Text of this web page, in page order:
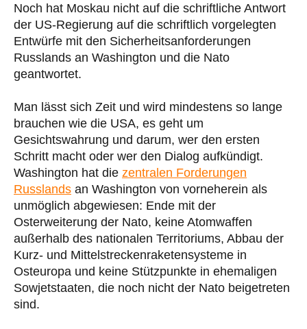
Noch hat Moskau nicht auf die schriftliche Antwort
der US-Regierung auf die schriftlich vorgelegten
Entwürfe mit den Sicherheitsanforderungen
Russlands an Washington und die Nato
geantwortet.
Man lässt sich Zeit und wird mindestens so lange
brauchen wie die USA, es geht um
Gesichtswahrung und darum, wer den ersten
Schritt macht oder wer den Dialog aufkündigt.
Washington hat die zentralen Forderungen
Russlands an Washington von vorneherein als
unmöglich abgewiesen: Ende mit der
Osterweiterung der Nato, keine Atomwaffen
außerhalb des nationalen Territoriums, Abbau der
Kurz- und Mittelstreckenraketensysteme in
Osteuropa und keine Stützpunkte in ehemaligen
Sowjetstaaten, die noch nicht der Nato beigetreten
sind.